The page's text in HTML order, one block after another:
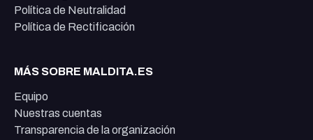
Política de Neutralidad
Política de Rectificación
MÁS SOBRE MALDITA.ES
Equipo
Nuestras cuentas
Transparencia de la organización